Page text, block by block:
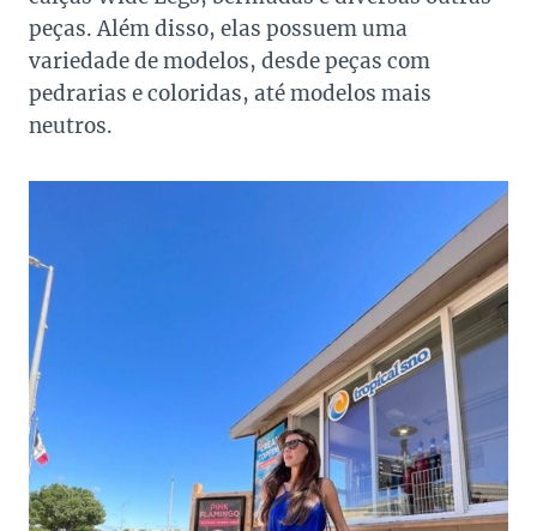
peças. Além disso, elas possuem uma
variedade de modelos, desde peças com
pedrarias e coloridas, até modelos mais
neutros.